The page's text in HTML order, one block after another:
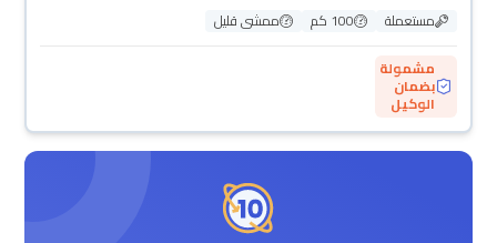
مستعملة 100 كم
ممشى قليل
مشمولة
بضمان
الوكيل